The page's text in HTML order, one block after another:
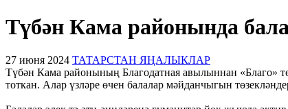
Түбән Кама районында
27 июня 2024 ТАТАРСТАН ЯҢАЛЫКЛАР
Түбән Кама районының Благодатная авылыннан «Благо»
тоткан. Алар үзләре өчен балалар мәйданчыгын